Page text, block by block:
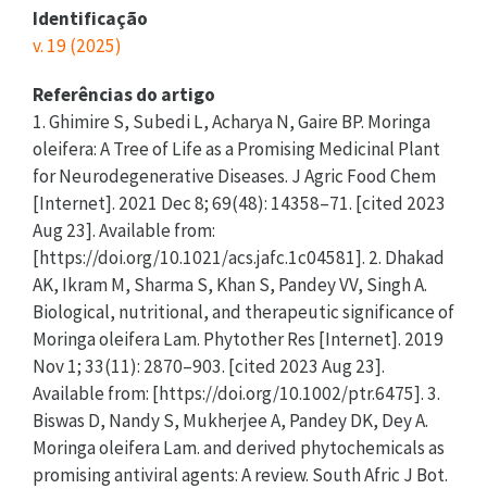
Identificação
v. 19 (2025)
Referências do artigo
1. Ghimire S, Subedi L, Acharya N, Gaire BP. Moringa
oleifera: A Tree of Life as a Promising Medicinal Plant
for Neurodegenerative Diseases. J Agric Food Chem
[Internet]. 2021 Dec 8; 69(48): 14358–71. [cited 2023
Aug 23]. Available from:
[https://doi.org/10.1021/acs.jafc.1c04581]. 2. Dhakad
AK, Ikram M, Sharma S, Khan S, Pandey VV, Singh A.
Biological, nutritional, and therapeutic significance of
Moringa oleifera Lam. Phytother Res [Internet]. 2019
Nov 1; 33(11): 2870–903. [cited 2023 Aug 23].
Available from: [https://doi.org/10.1002/ptr.6475]. 3.
Biswas D, Nandy S, Mukherjee A, Pandey DK, Dey A.
Moringa oleifera Lam. and derived phytochemicals as
promising antiviral agents: A review. South Afric J Bot.